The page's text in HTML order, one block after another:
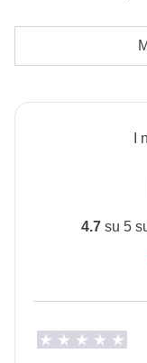
spese di
concordato di
coordinatore.
sono svolte
condizioni;
Cassa
L'opzione
Auto a
Info sulle
I
4.7 su 5